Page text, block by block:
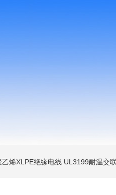
烯XLPE绝缘电线 UL3199耐温交